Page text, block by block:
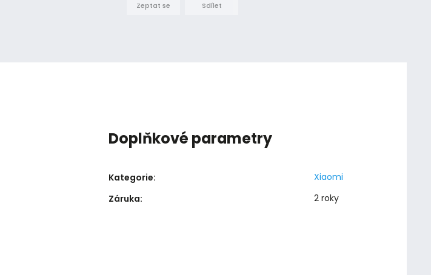
Zeptat se Sdílet
Doplňkové parametry
Kategorie:
Xiaomi
Záruka: 2 roky